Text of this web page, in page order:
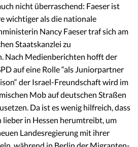
nicht überraschend: Faeser ist
wichtiger als die nationale
Nancy Faeser traf sich am
Staatskanzlei zu
Nach Medienberichten hofft der
auf eine Rolle “als Juniorpartner
der Israel-Freundschaft wird im
Mob auf deutschen Straßen
Da ist es wenig hilfreich, dass
in Hessen herumtreibt, um
Landesregierung mit ihrer